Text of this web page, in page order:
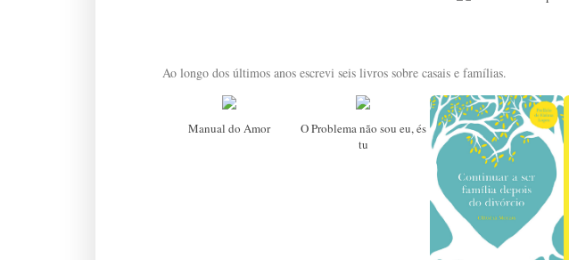
Ao longo dos últimos anos escrevi seis livros sobre casais e famílias.
Manual do Amor
O Problema não sou eu, és
tu